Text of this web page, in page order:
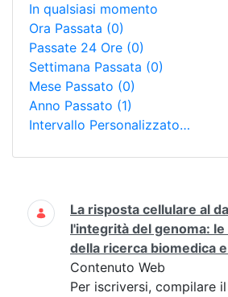
In qualsiasi momento
Ora Passata (0)
Passate 24 Ore (0)
Settimana Passata (0)
Mese Passato (0)
Anno Passato (1)
Intervallo Personalizzato…
Ricerca
La risposta cellulare al
l'integrità del genoma:
della ricerca biomedica
Contenuto Web
Per iscriversi, compilare